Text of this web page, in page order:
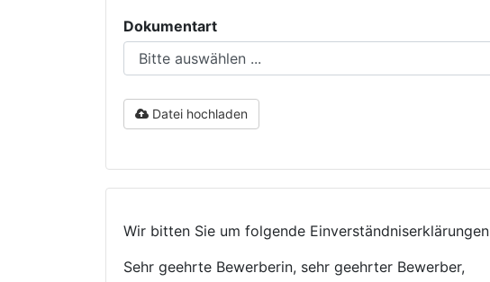
Dokumentart
Datei hochladen
Wir bitten Sie um folgende Einverständniserklärungen
Sehr geehrte Bewerberin, sehr geehrter Bewerber,